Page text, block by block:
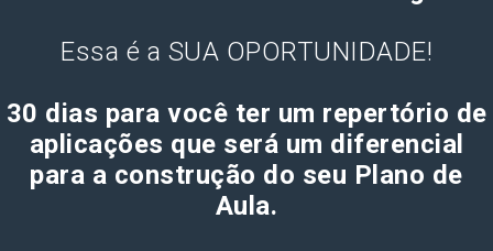
Essa é a SUA OPORTUNIDADE!
30 dias para você ter um repertório de
aplicações que será um diferencial
para a construção do seu Plano de
Aula.